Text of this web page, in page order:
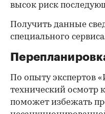
высок риск
Получить данные
специального
По опыту экспертов
технический осмотр
поможет избежать